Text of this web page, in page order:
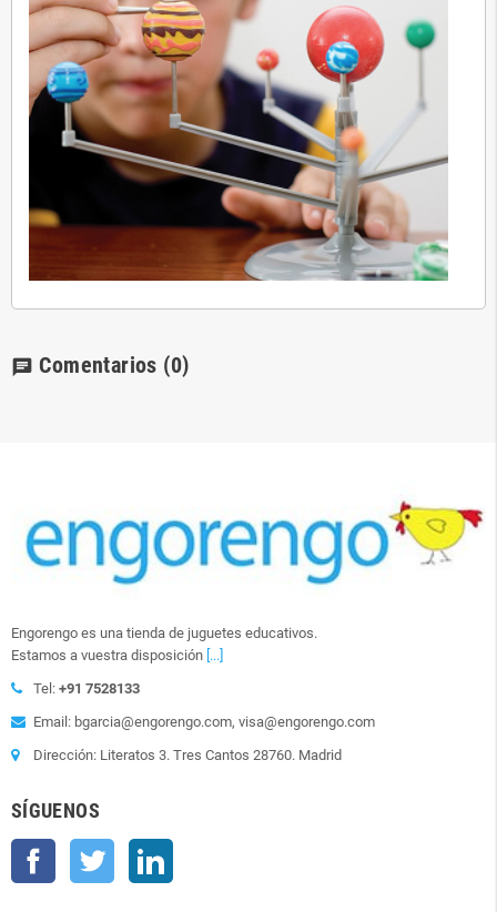
chat Comentarios (0)
Engorengo es una tienda de juguetes educativos.
Estamos a vuestra disposición [...]
Tel: +91 7528133
Email: bgarcia@engorengo.com, visa@engorengo.com
Dirección: Literatos 3. Tres Cantos 28760. Madrid
SÍGUENOS
Facebook Twitter